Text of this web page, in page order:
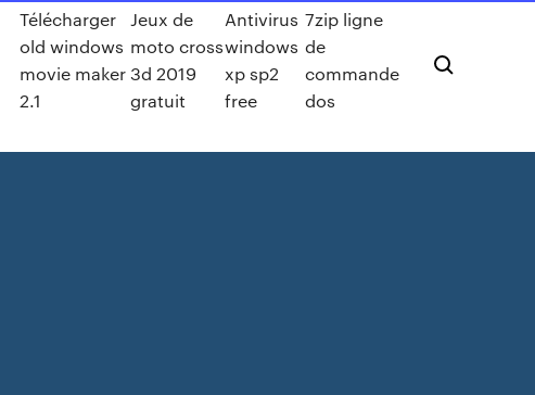
Télécharger
old windows
movie maker
2.1
Jeux de
moto cross
3d 2019
gratuit
Antivirus
windows
xp sp2
free
7zip ligne
de
commande
dos